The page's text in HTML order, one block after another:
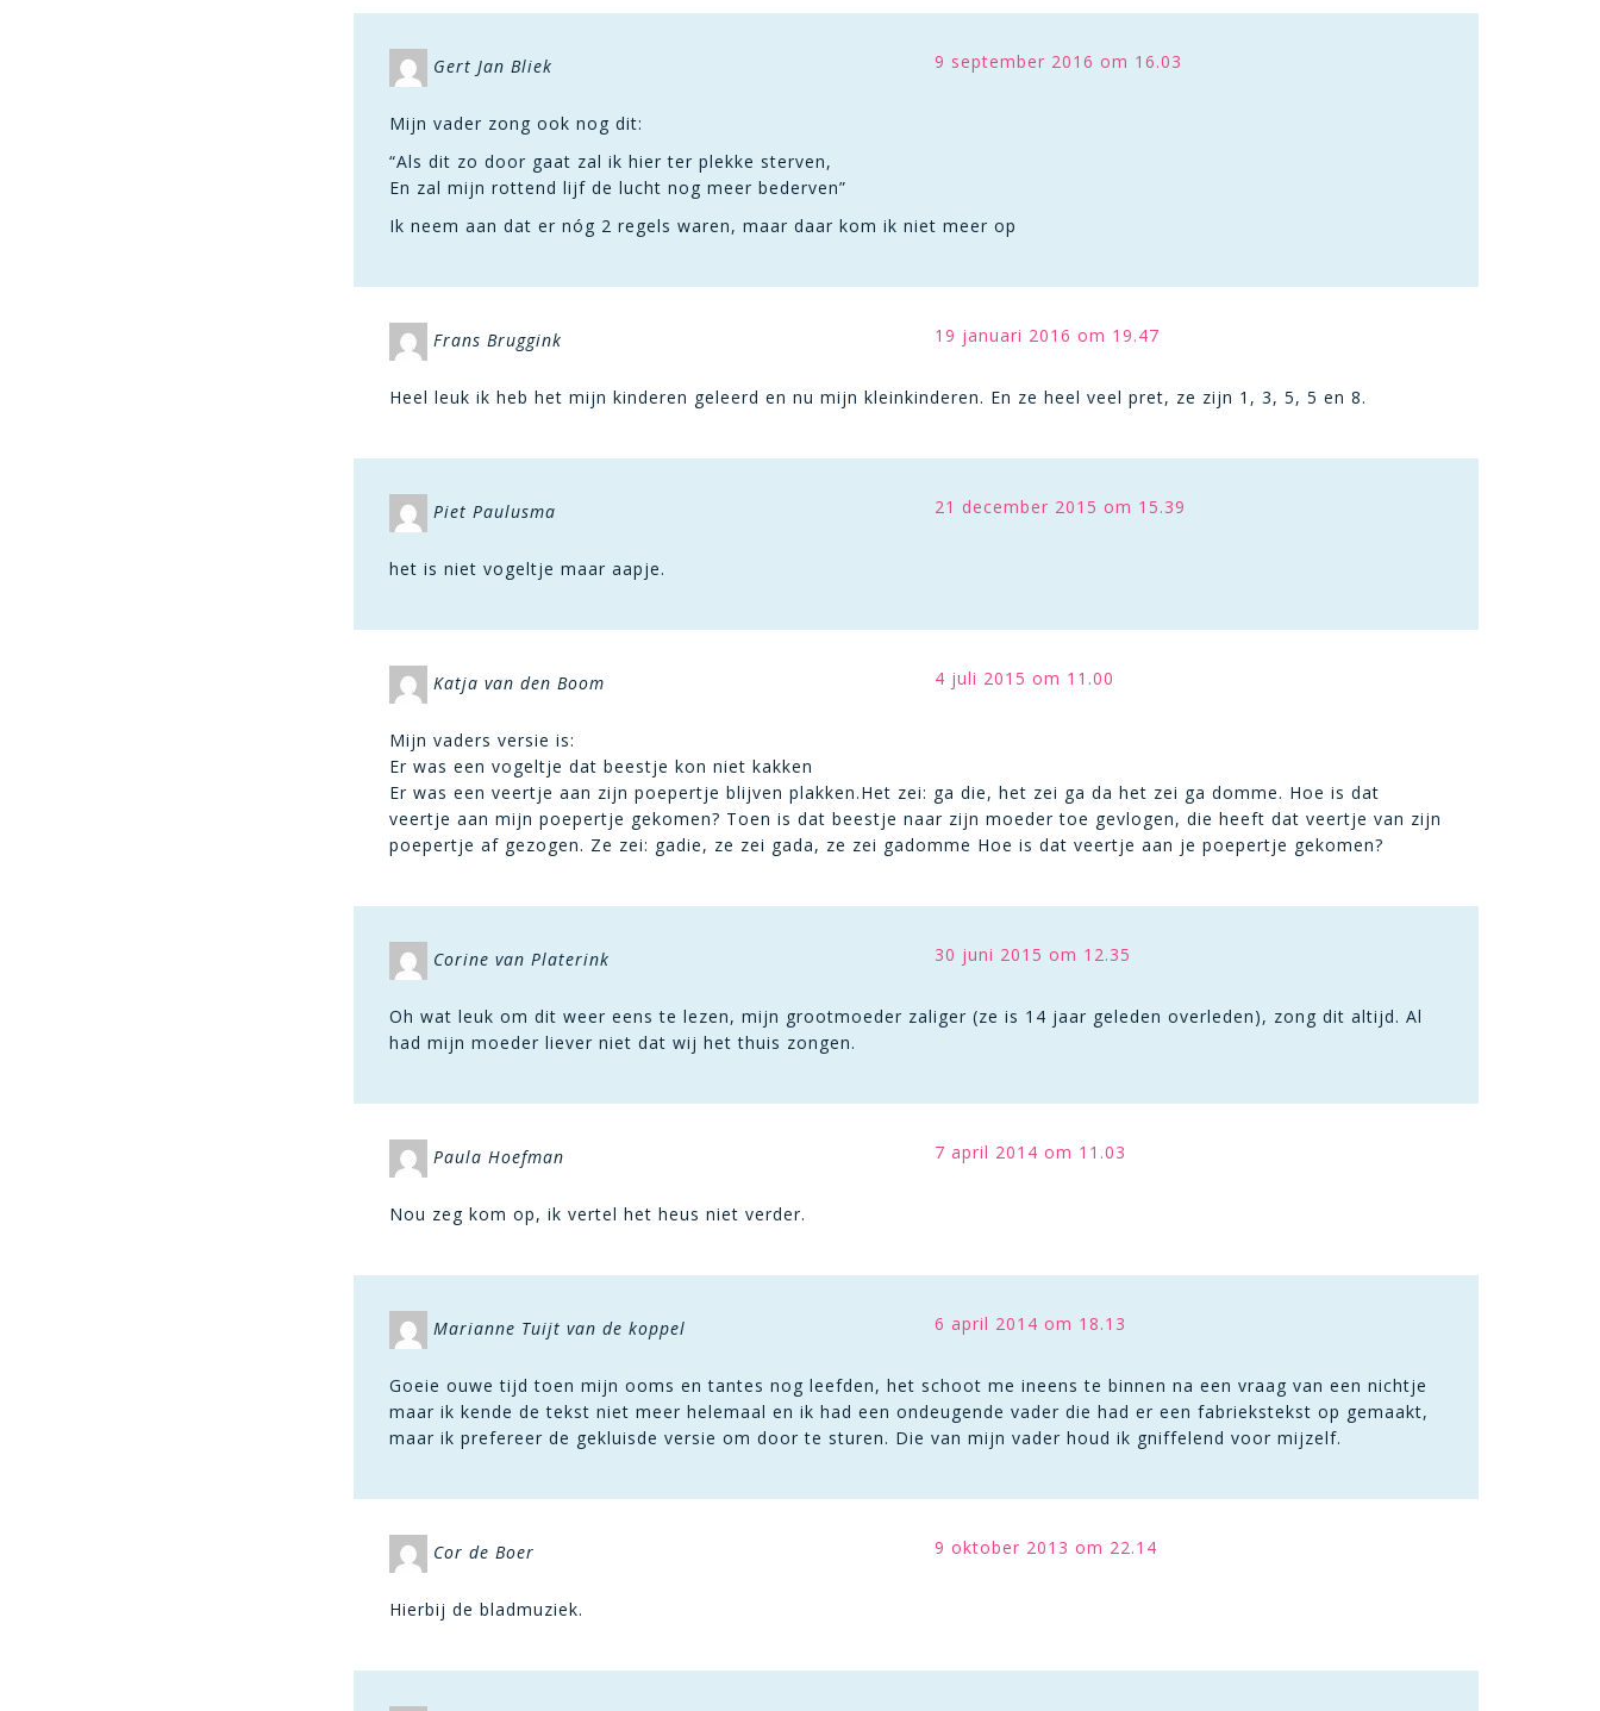
Gert Jan Bliek 9 september 2016 om 16.03
Mijn vader zong ook nog dit:
“Als dit zo door gaat zal ik hier ter plekke sterven,
En zal mijn rottend lijf de lucht nog meer bederven”
Ik neem aan dat er nóg 2 regels waren, maar daar kom ik niet meer op
Frans Bruggink 19 januari 2016 om 19.47
Heel leuk ik heb het mijn kinderen geleerd en nu mijn kleinkinderen. En ze heel veel pret, ze zijn 1, 3, 5, 5 en 8.
Piet Paulusma 21 december 2015 om 15.39
het is niet vogeltje maar aapje.
Katja van den Boom 4 juli 2015 om 11.00
Mijn vaders versie is:
Er was een vogeltje dat beestje kon niet kakken
Er was een veertje aan zijn poepertje blijven plakken.Het zei: ga die, het zei ga da het zei ga domme. Hoe is dat
veertje aan mijn poepertje gekomen? Toen is dat beestje naar zijn moeder toe gevlogen, die heeft dat veertje van zijn
poepertje af gezogen. Ze zei: gadie, ze zei gada, ze zei gadomme Hoe is dat veertje aan je poepertje gekomen?
Corine van Platerink 30 juni 2015 om 12.35
Oh wat leuk om dit weer eens te lezen, mijn grootmoeder zaliger (ze is 14 jaar geleden overleden), zong dit altijd. Al
had mijn moeder liever niet dat wij het thuis zongen.
Paula Hoefman 7 april 2014 om 11.03
Nou zeg kom op, ik vertel het heus niet verder.
Marianne Tuijt van de koppel 6 april 2014 om 18.13
Goeie ouwe tijd toen mijn ooms en tantes nog leefden, het schoot me ineens te binnen na een vraag van een nichtje
maar ik kende de tekst niet meer helemaal en ik had een ondeugende vader die had er een fabriekstekst op gemaakt,
maar ik prefereer de gekluisde versie om door te sturen. Die van mijn vader houd ik gniffelend voor mijzelf.
Cor de Boer 9 oktober 2013 om 22.14
Hierbij de bladmuziek.